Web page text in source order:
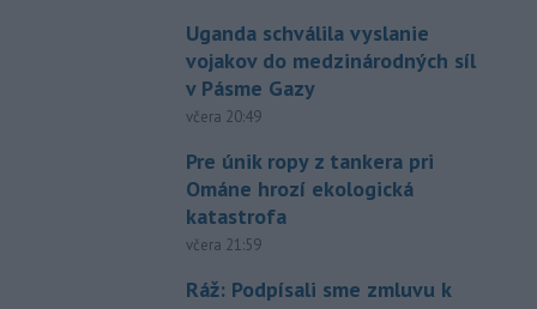
Uganda schválila vyslanie
vojakov do medzinárodných síl
v Pásme Gazy
včera 20:49
Pre únik ropy z tankera pri
Ománe hrozí ekologická
katastrofa
včera 21:59
Ráž: Podpísali sme zmluvu k